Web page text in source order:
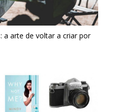
a arte de voltar a criar por